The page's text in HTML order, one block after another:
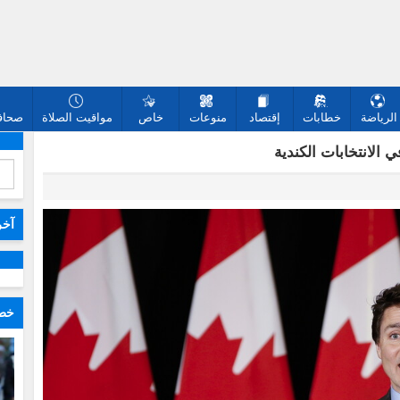
الرياضة خطابات إقتصاد منوعات خاص مواقيت الصلاة
الكندية